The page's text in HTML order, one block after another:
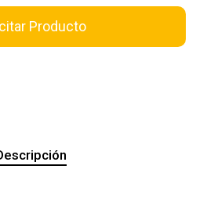
Producto